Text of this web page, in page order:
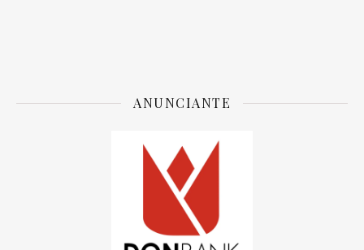
ANUNCIANTE